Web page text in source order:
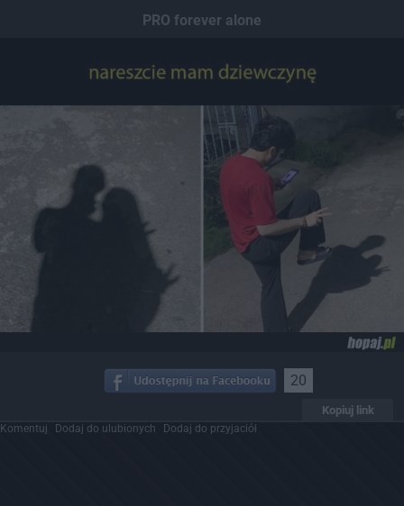
PRO forever alone
20
Kopiuj link
Komentuj Dodaj do ulubionych Dodaj do przyjaciół